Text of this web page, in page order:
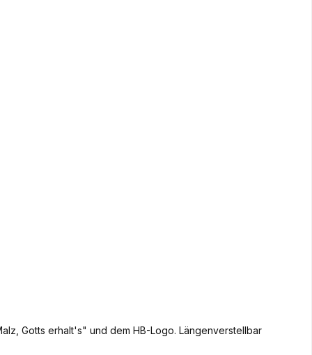
Gotts erhalt's" und dem HB-Logo. Längenverstellbar